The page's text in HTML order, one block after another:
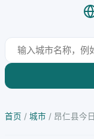
首页 / 城市 / 昂仁县今